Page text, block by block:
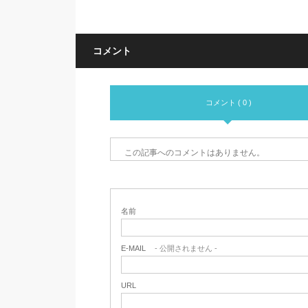
コメント
コメント ( 0 )
この記事へのコメントはありません。
名前
E-MAIL - 公開されません -
URL